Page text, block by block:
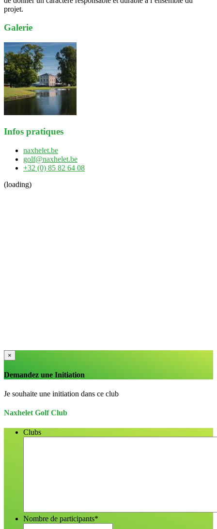
projet.
Galerie
Infos pratiques
naxhelet.be
golf@naxhelet.be
+32 (0) 85 82 64 08
(loading)
×
Demandez une Initiation
Je souhaite une initiation dans ce club
Naxhelet Golf Club
Clubs
Nombre de participants*